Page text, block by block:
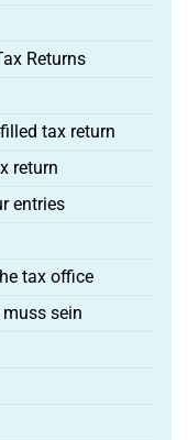
Returns
tax return
return
entries
tax office
sein